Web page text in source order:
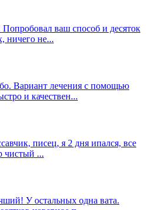
Попробовал ваш способ и десяток
ничего не...
Вариант лечения с помощью
и качествен...
писец, я 2 дня ипался, все
чистый ...
У остальных одна вата.